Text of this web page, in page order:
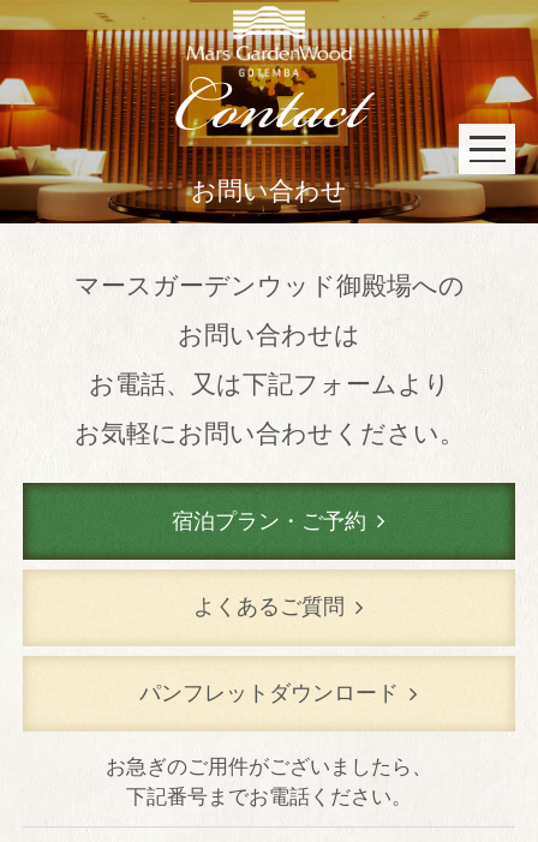
Contact
お問い合わせ
マースガーデンウッド御殿場への
お問い合わせは
お電話、又は下記フォームより
お気軽にお問い合わせください。
宿泊プラン・ご予約
よくあるご質問
パンフレットダウンロード
お急ぎのご用件がございましたら、
下記番号までお電話ください。
宿泊プラン一覧
京会席「銀明翠」
鉄板焼「銀明翠」
イタリアン「フェニーチェ」
宿泊予約 会員限定プラン
京会席「銀明翠」 鉄板焼「銀明翠」
イタリアン「フェニーチェ」
TOP
本館デラックス室
別館デラックス室